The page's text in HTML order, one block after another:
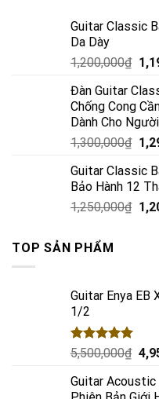
Guitar Classic
Da Dày
1,200,000₫
Đàn Guitar
Chống Cong
Dành Cho
1,300,000₫
Guitar Classic
Bảo Hành 12
1,250,000₫
TOP SẢN PHẨM
Guitar Enya EB
1/2
Rated5.00
5,500,000₫
Guitar